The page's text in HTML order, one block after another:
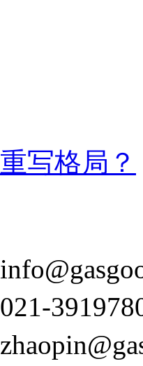
写格局？